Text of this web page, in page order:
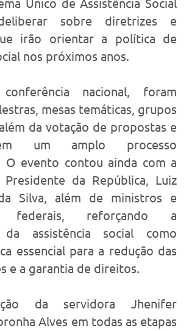
Único de Assistência Social
sobre diretrizes e
irão orientar a política de
nos próximos anos.
nacional, foram
mesas temáticas, grupos
da votação de propostas e
um amplo processo
O evento contou ainda com a
da República, Luiz
Silva, além de ministros e
federais, reforçando a
da assistência social como
essencial para a redução das
e a garantia de direitos.
da servidora Jhenifer
Alves em todas as etapas